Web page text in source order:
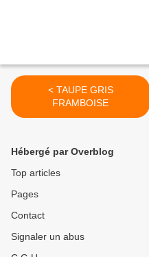
< TAUPE GRIS
FRAMBOISE
Hébergé par Overblog
Top articles
Pages
Contact
Signaler un abus